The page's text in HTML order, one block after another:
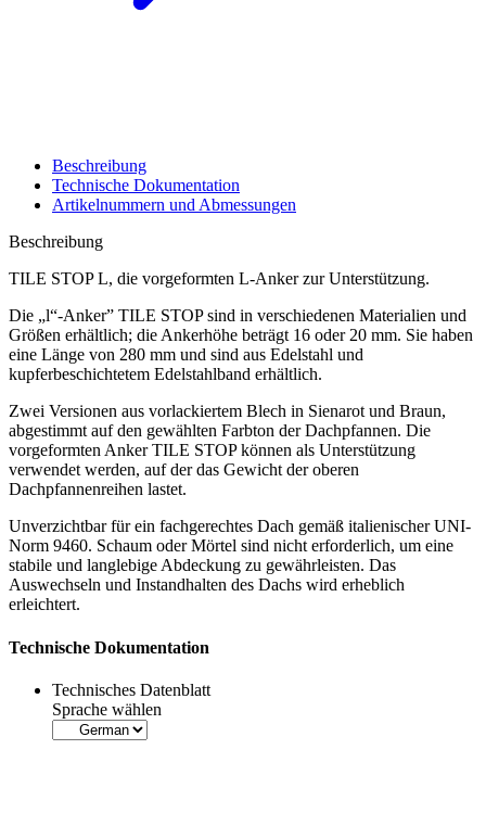
Beschreibung
Technische Dokumentation
Artikelnummern und Abmessungen
Beschreibung
TILE STOP L, die vorgeformten L-Anker zur Unterstützung.
Die „l“-Anker” TILE STOP sind in verschiedenen Materialien und
Größen erhältlich; die Ankerhöhe beträgt 16 oder 20 mm. Sie haben
eine Länge von 280 mm und sind aus Edelstahl und
kupferbeschichtetem Edelstahlband erhältlich.
Zwei Versionen aus vorlackiertem Blech in Sienarot und Braun,
abgestimmt auf den gewählten Farbton der Dachpfannen. Die
vorgeformten AnkerTILE STOP können als Unterstützung
verwendet werden, auf der das Gewicht der oberen
Dachpfannenreihen lastet.
Unverzichtbar für ein fachgerechtes Dach gemäß italienischer UNI-
Norm 9460. Schaum oder Mörtel sind nicht erforderlich, um eine
stabile und langlebige Abdeckung zu gewährleisten. Das
Auswechseln und Instandhalten des Dachs wird erheblich
erleichtert.
Technische Dokumentation
Technisches Datenblatt
Sprache wählen